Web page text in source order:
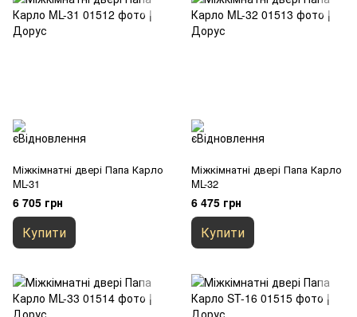
Міжкімнатні двері Папа Карло
ML-31
6 705 грн
Купити
Міжкімнатні двері Папа Карло
ML-32
6 475 грн
Купити